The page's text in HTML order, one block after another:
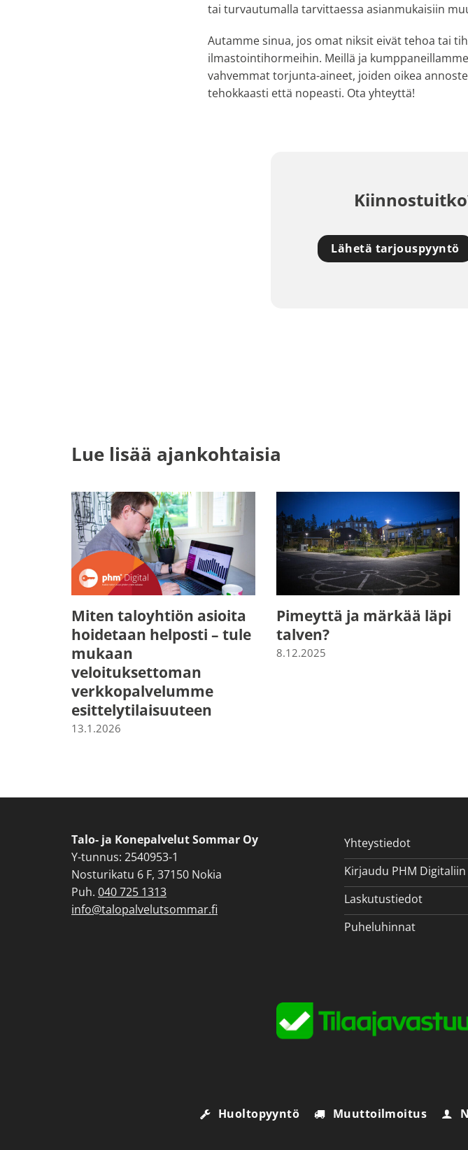
tai turvautumalla tarvittaessa asianmukaisiin
Autamme sinua, jos omat niksit eivät tehoa tai
ilmastointihormeihin. Meillä ja
vahvemmat torjunta-aineet, joiden oikea
tehokkaasti että nopeasti. Ota yhteyttä!
Lähetä tarjouspyyntö
Lue lisää ajankohtaisia
Miten taloyhtiön asioita
hoidetaan helposti – tule
mukaan
veloituksettoman
verkkopalvelumme
esittelytilaisuuteen
13.1.2026
Pimeyttä ja märkää läpi
talven?
8.12.2025
Talo- ja Konepalvelut Sommar Oy
Y-tunnus: 2540953-1
Nosturikatu 6 F, 37150 Nokia
Puh. 040 725 1313
info@talopalvelutsommar.fi
Yhteystiedot
Kirjaudu PHM Digitaliin
Laskutustiedot
Puheluhinnat
Huoltopyyntö Muuttoilmoitus